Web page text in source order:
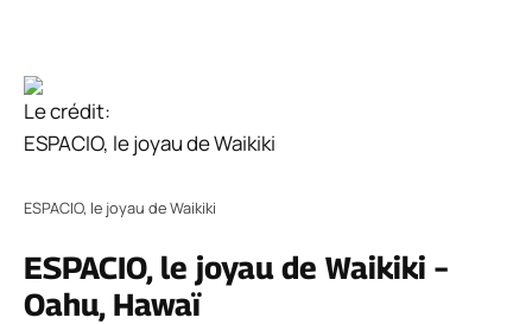
Le crédit:
ESPACIO, le joyau de Waikiki
ESPACIO, le joyau de Waikiki
ESPACIO, le joyau de Waikiki –
Oahu, Hawaï